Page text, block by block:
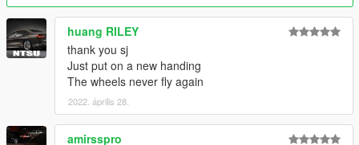
huang RILEY
thank you sj
Just put on a new handing
The wheels never fly again
2022. április 28.
amirsspro